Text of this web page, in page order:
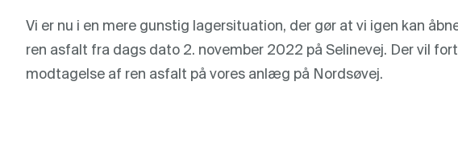
Vi er nu i en mere gunstig lagersituation, der gør at vi igen kan
ren asfalt fra dags dato 2. november 2022 på Selinevej. Der vil
modtagelse af ren asfalt på vores anlæg på Nordsøvej.